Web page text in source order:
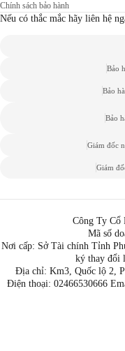
Chính sách bảo hành
Nếu có thắc mắc hãy liên hệ
Bảo
Bảo
Bảo
Giám đốc
Giám
Công Ty Cổ
Mã số
Nơi cấp: Sở Tài chính Tỉnh
ký thay đổi
Địa chỉ: Km3, Quốc lộ 2,
Điện thoại: 02466530666